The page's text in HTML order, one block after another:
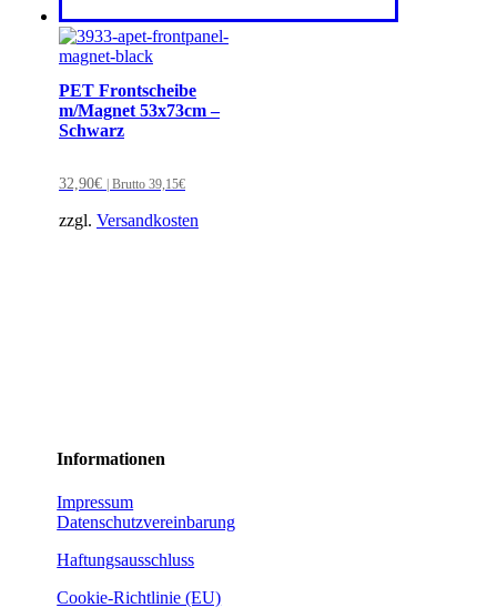
PET Frontscheibe
m/Magnet 53x73cm –
Schwarz
32,90€ | Brutto 39,15€
zzgl. Versandkosten
Informationen
Impressum
Datenschutzvereinbarung
Haftungsausschluss
Cookie-Richtlinie (EU)